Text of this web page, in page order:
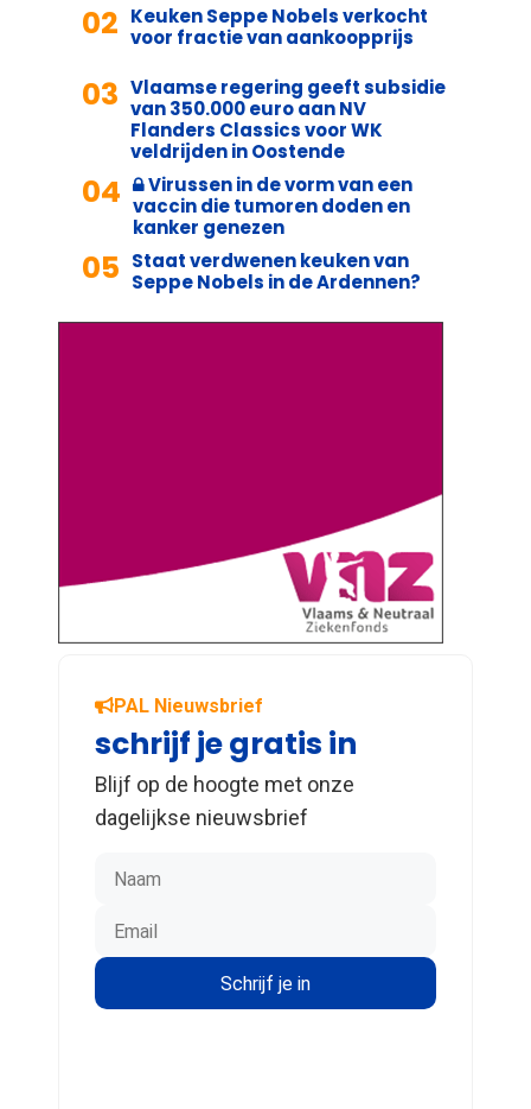
02 Keuken Seppe Nobels verkocht
voor fractie van aankoopprijs
03 Vlaamse regering geeft subsidie
van 350.000 euro aan NV
Flanders Classics voor WK
veldrijden in Oostende
04
Virussen in de vorm van een
vaccin die tumoren doden en
kanker genezen
05 Staat verdwenen keuken van
Seppe Nobels in de Ardennen?
PAL Nieuwsbrief
schrijf je gratis in
Blijf op de hoogte met onze
dagelijkse nieuwsbrief